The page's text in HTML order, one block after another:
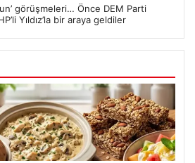
görüşmeleri… Önce DEM Parti
Yıldız’la bir araya geldiler